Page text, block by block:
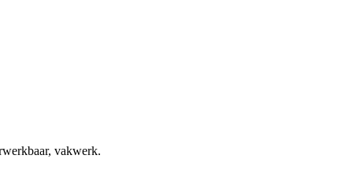
vakwerk.